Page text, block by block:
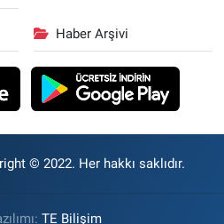
Haber Arşivi
© 2022. Her hakkı saklıdır.
TE Bilişim